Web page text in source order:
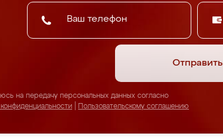
Отправить
на передачу персональных данных согласно
конфиденциальности
Пользовательскому соглашению